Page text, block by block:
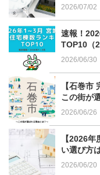
詳しくはこちら
2026/07/02
速報！
TOP10（
2026/06/30
【石巻市
この街が
2026/06/26
【2026
い選び方
2026/06/20